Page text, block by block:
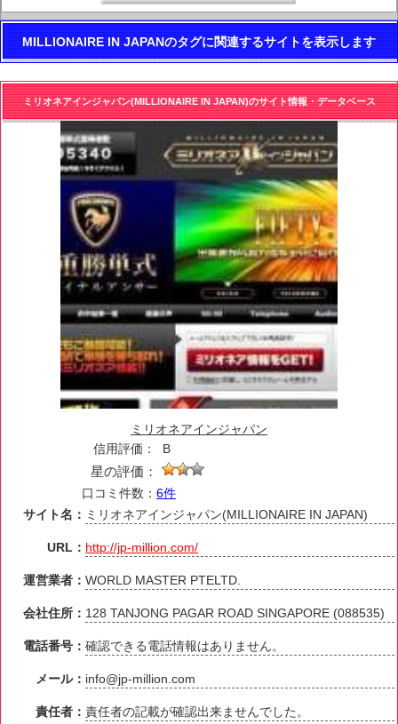
MILLIONAIRE IN JAPANのタグに関連するサイトを表示します
ミリオネアインジャパン(MILLIONAIRE IN JAPAN)のサイト情報・データベース
ミリオネアインジャパン
信用評価：
B
星の評価：
口コミ件数： 6件
サイト名： ミリオネアインジャパン(MILLIONAIRE IN JAPAN)
URL： http://jp-million.com/
運営業者：WORLD MASTER PTELTD.
会社住所： 128 TANJONG PAGAR ROAD SINGAPORE (088535)
電話番号：確認できる電話情報はありません。
メール： info@jp-million.com
責任者：責任者の記載が確認出来ませんでした。